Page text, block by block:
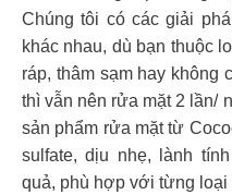
Chúng tôi có các giải
khác nhau, dù bạn thuộc
ráp, thâm sạm hay không
thì vẫn nên rửa mặt 2 lần/
sản phẩm rửa mặt từ
sulfate, dịu nhẹ, lành
quả, phù hợp với từng loại